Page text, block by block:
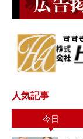
人気記事
今日